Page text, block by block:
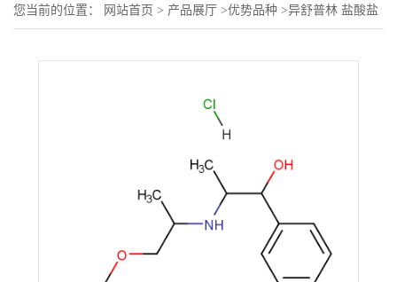
您当前的位置： 网站首页 > 产品展厅 >优势品种 >异舒普林 盐酸盐